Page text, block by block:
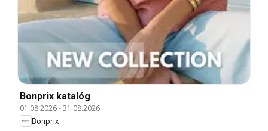
Bonprix katalóg
01.08.2026-31.08.2026
Bonprix